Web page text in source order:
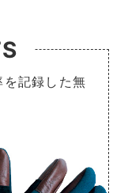
記録した無